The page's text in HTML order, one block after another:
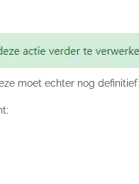
moet echter nog